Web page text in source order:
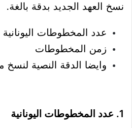
نسخ العهد الجديد بدقة بالغة.
عدد المخطوطات اليونانية
زمن المخطوطات
وايضا الدقة النصية
1. عدد المخطوطات اليونانية